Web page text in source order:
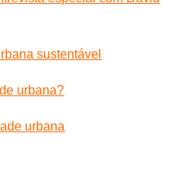
sustentável
urbana?
urbana